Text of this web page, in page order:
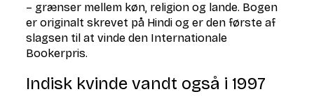
– grænser mellem køn, religion og lande. Bogen
er originalt skrevet på Hindi og er den første af
slagsen til at vinde den Internationale
Bookerpris.
Indisk kvinde vandt også i 1997